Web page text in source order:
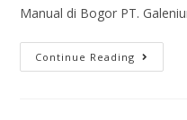
Manual di Bogor PT.
Continue Reading